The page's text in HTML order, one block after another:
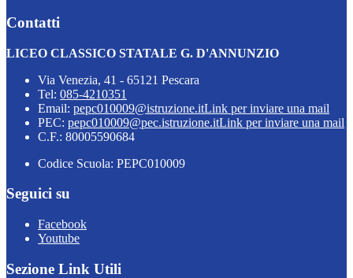
Contatti
LICEO CLASSICO STATALE G. D'ANNUNZIO
Via Venezia, 41 - 65121 Pescara
Tel: 085-4210351
Email: pepc010009@istruzione.itLink per inviare una mail
PEC: pepc010009@pec.istruzione.itLink per inviare una mail
C.F.: 80005590684
Codice Scuola: PEPC010009
Seguici su
Facebook
Youtube
Sezione Link Utili